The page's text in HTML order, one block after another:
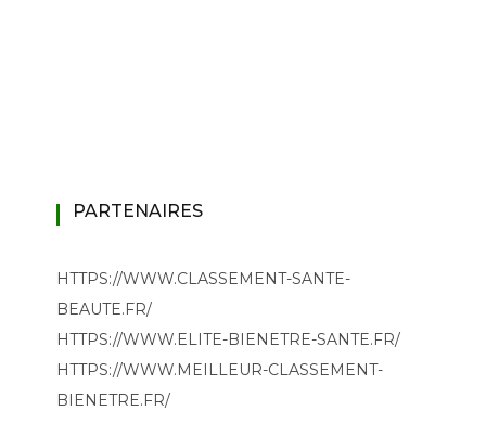
PARTENAIRES
HTTPS://WWW.CLASSEMENT-SANTE-
BEAUTE.FR/
HTTPS://WWW.ELITE-BIENETRE-SANTE.FR/
HTTPS://WWW.MEILLEUR-CLASSEMENT-
BIENETRE.FR/